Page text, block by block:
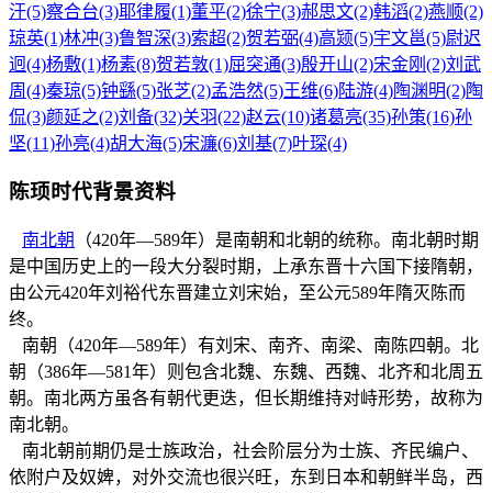
汗(5)察合台(3)耶律履(1)董平(2)徐宁(3)郝思文(2)韩滔(2)燕顺(2)
琼英(1)林冲(3)鲁智深(3)索超(2)贺若弼(4)高颎(5)宇文邕(5)尉迟
迥(4)杨敷(1)杨素(8)贺若敦(1)屈突通(3)殷开山(2)宋金刚(2)刘武
周(4)秦琼(5)钟繇(5)张芝(2)孟浩然(5)王维(6)陆游(4)陶渊明(2)陶
侃(3)颜延之(2)刘备(32)关羽(22)赵云(10)诸葛亮(35)孙策(16)孙
坚(11)孙亮(4)胡大海(5)宋濂(6)刘基(7)叶琛(4)
陈顼时代背景资料
南北朝
（420年—589年）是南朝和北朝的统称。南北朝时期
是中国历史上的一段大分裂时期，上承东晋十六国下接隋朝，
由公元420年刘裕代东晋建立刘宋始，至公元589年隋灭陈而
终。
南朝（420年—589年）有刘宋、南齐、南梁、南陈四朝。北
朝（386年—581年）则包含北魏、东魏、西魏、北齐和北周五
朝。南北两方虽各有朝代更迭，但长期维持对峙形势，故称为
南北朝。
南北朝前期仍是士族政治，社会阶层分为士族、齐民编户、
依附户及奴婢，对外交流也很兴旺，东到日本和朝鲜半岛，西